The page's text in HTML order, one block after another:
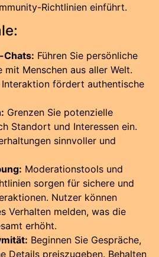
Richtlinien einführt.
Chats: Führen Sie persönliche
mit Menschen aus aller Welt.
Interaktion fördert authentische
Grenzen Sie potenzielle
Standort und Interessen ein.
sinnvoller und
Moderationstools und
sorgen für sichere und
Nutzer können
Verhalten melden, was die
erhöht.
Beginnen Sie Gespräche,
Details preiszugeben. Behalten